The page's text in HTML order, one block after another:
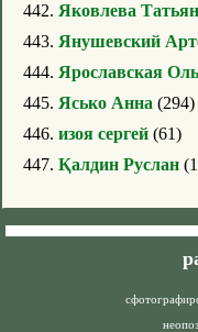
442. Яковлева
443. Янушевский
444. Ярославская
445. Ясько Анна (294)
446. изоя сергей (61)
447. Қалдин Руслан